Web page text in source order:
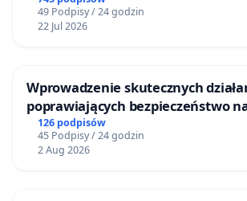
49 Podpisy / 24 godzin
22 Jul 2026
Wprowadzenie skutecznych
poprawiających bezpieczeństwo
Żeromskiego w Otwocku
126 podpisów
45 Podpisy / 24 godzin
2 Aug 2026